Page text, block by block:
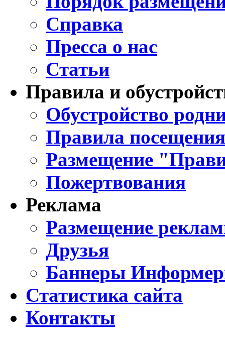
Справка
Пресса о нас
Статьи
Правила и
Обустройство
Правила
Размещение
Пожертвования
Реклама
Размещение
Друзья
Баннеры
Статистика сайта
Контакты